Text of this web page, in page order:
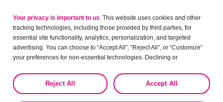
Slovenia
Spain
Sweden
Switzerland French · German · English
Ukraine Ukrainian ·
Asia Pacific
Organon
Your privacy is important to us. This website uses cookies and other
tracking technologies, including those provided by third parties, for
essential site functionality, analytics, personalization, and targeted
advertising. You can choose to “Accept All”, “Reject All”, or “Customize”
your preferences for non-essential technologies. Declining or
the collection, use, storage, and disclosure of your data in other contexts
as described in the terms of our
Privacy Policy Accept All
Reject All